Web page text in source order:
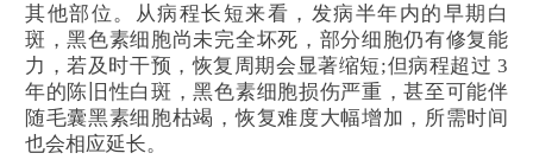
其他部位。从病程长短来看，发病半年内的早期白
斑，黑色素细胞尚未完全坏死，部分细胞仍有修复能
力，若及时干预，恢复周期会显著缩短;但病程超过 3
年的陈旧性白斑，黑色素细胞损伤严重，甚至可能伴
随毛囊黑素细胞枯竭，恢复难度大幅增加，所需时间
也会相应延长。